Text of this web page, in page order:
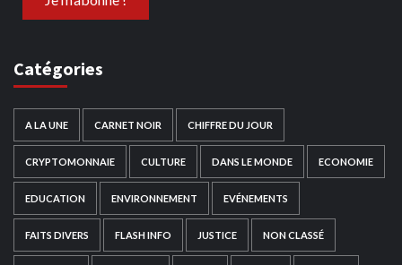
Catégories
A LA UNE CARNET NOIR CHIFFRE DU JOUR
CRYPTOMONNAIE CULTURE DANS LE MONDE ECONOMIE
EDUCATION ENVIRONNEMENT EVÉNEMENTS
FAITS DIVERS FLASH INFO JUSTICE NON CLASSÉ